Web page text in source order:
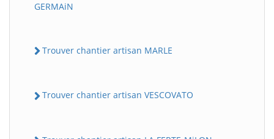
GERMAiN
Trouver chantier artisan MARLE
Trouver chantier artisan VESCOVATO